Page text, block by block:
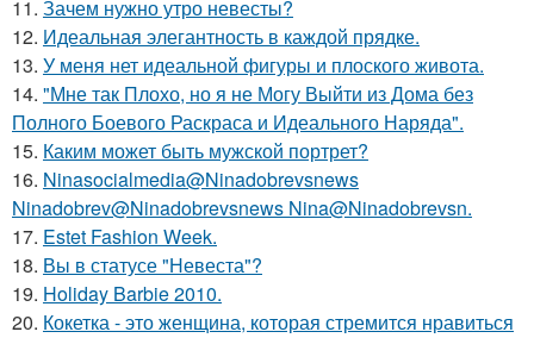
11. Зачем нужно утро невесты?
12. Идеальная элегантность в каждой прядке.
13. У меня нет идеальной фигуры и плоского живота.
14. "Мне так Плохо, но я не Могу Выйти из Дома без
Полного Боевого Раскраса и Идеального Наряда".
15. Каким может быть мужской портрет?
16. Ninasocialmedia@Ninadobrevsnews
Ninadobrev@Ninadobrevsnews Nina@Ninadobrevsn.
17. Estet Fashion Week.
18. Вы в статусе "Невеста"?
19. Holiday Barbie 2010.
20. Кокетка - это женщина, которая стремится нравиться